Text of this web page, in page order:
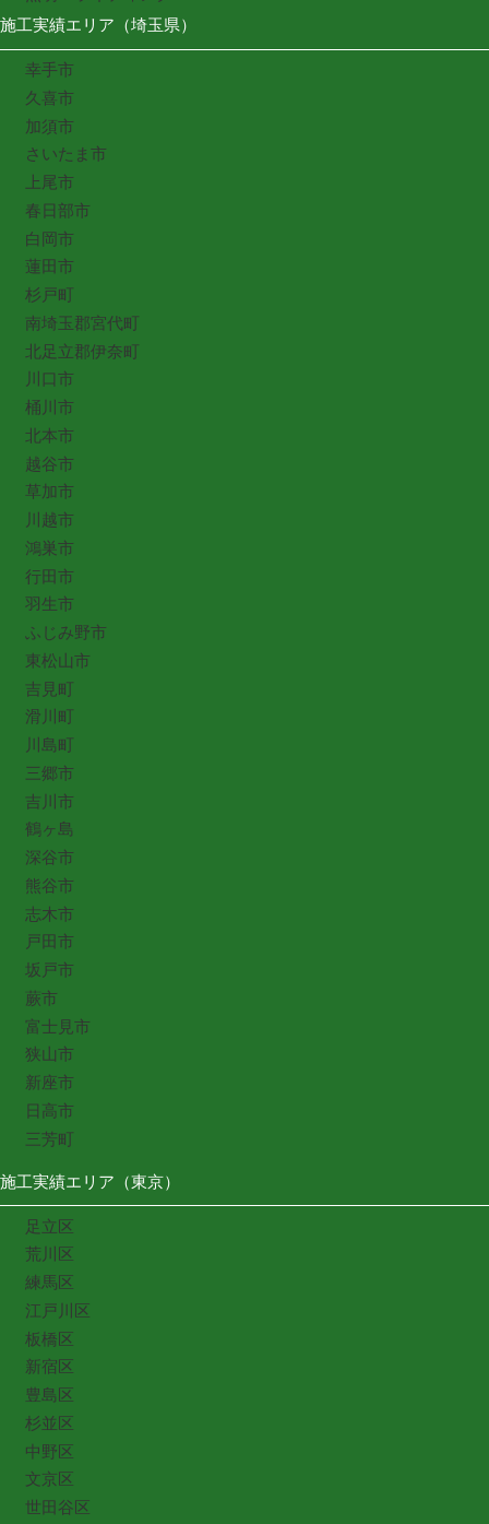
施工実績エリア（埼玉県）
幸手市
久喜市
加須市
さいたま市
上尾市
春日部市
白岡市
蓮田市
杉戸町
南埼玉郡宮代町
北足立郡伊奈町
川口市
桶川市
北本市
越谷市
草加市
川越市
鴻巣市
行田市
羽生市
ふじみ野市
東松山市
吉見町
滑川町
川島町
三郷市
吉川市
鶴ヶ島
深谷市
熊谷市
志木市
戸田市
坂戸市
蕨市
富士見市
狭山市
新座市
日高市
三芳町
施工実績エリア（東京）
足立区
荒川区
練馬区
江戸川区
板橋区
新宿区
豊島区
杉並区
中野区
文京区
世田谷区